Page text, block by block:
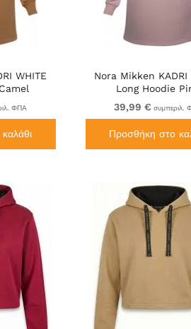
WHITE
ΦΠΑ
Nora Mikken KADRI
Long Hoodie
39,99 € συμπεριλ.
Προσθήκη στο